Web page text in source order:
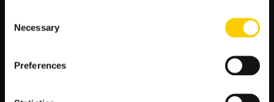
Selection
Necessary
Preferences
La Liga Tabela Kursy
Iga Świątek Typy Bukmacherskie
Serie A Tabela Kursy